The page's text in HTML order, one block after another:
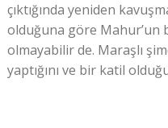
çıktığında yeniden
olduğuna göre Mahur’un
olmayabilir de. Maraşlı
yaptığını ve bir katil